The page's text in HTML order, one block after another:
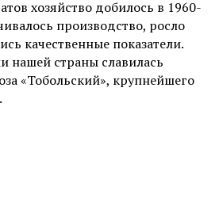
хозяйство добилось в 1960-
производство, росло
качественные показатели.
нашей страны славилась
«Тобольский», крупнейшего